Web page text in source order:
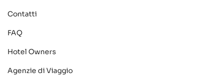
Contatti
FAQ
Hotel Owners
Agenzie di Viaggio